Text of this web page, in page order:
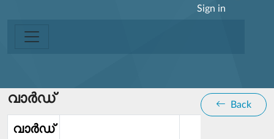
Sign in
വാര്‍ഡ് Back
വാര്‍ഡ്‌